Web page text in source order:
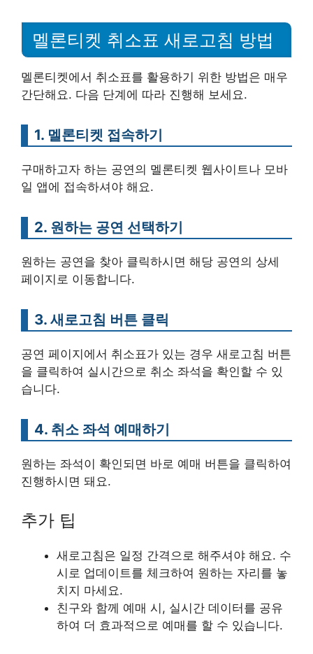
멜론티켓 취소표 새로고침 방법
멜론티켓에서 취소표를 활용하기 위한 방법은 매우
간단해요. 다음 단계에 따라 진행해 보세요.
1. 멜론티켓 접속하기
구매하고자 하는 공연의 멜론티켓 웹사이트나 모바
일 앱에 접속하셔야 해요.
2. 원하는 공연 선택하기
원하는 공연을 찾아 클릭하시면 해당 공연의 상세
페이지로 이동합니다.
3. 새로고침 버튼 클릭
공연 페이지에서 취소표가 있는 경우 새로고침 버튼
을 클릭하여 실시간으로 취소 좌석을 확인할 수 있
습니다.
4. 취소 좌석 예매하기
원하는 좌석이 확인되면 바로 예매 버튼을 클릭하여
진행하시면 돼요.
추가 팁
새로고침은 일정 간격으로 해주셔야 해요. 수
시로 업데이트를 체크하여 원하는 자리를 놓
치지 마세요.
친구와 함께 예매 시, 실시간 데이터를 공유
하여 더 효과적으로 예매를 할 수 있습니다.